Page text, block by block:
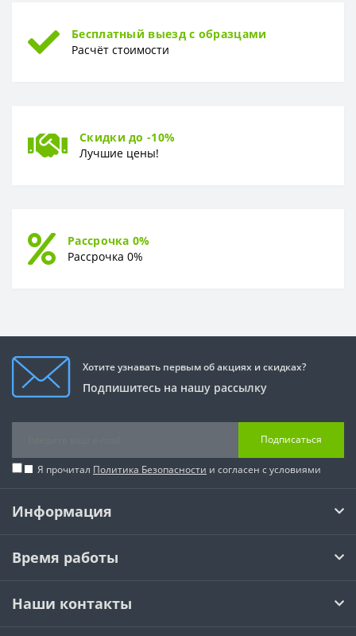
Бесплатный выезд с образцами
Расчёт стоимости
Скидки до -10%
Лучшие цены!
Рассрочка 0%
Рассрочка 0%
Хотите узнавать первым об акциях и скидках?
Подпишитесь на нашу рассылку
Подписаться
Я прочитал Политика Безопасности и согласен с условиями
Информация
Время работы
Наши контакты